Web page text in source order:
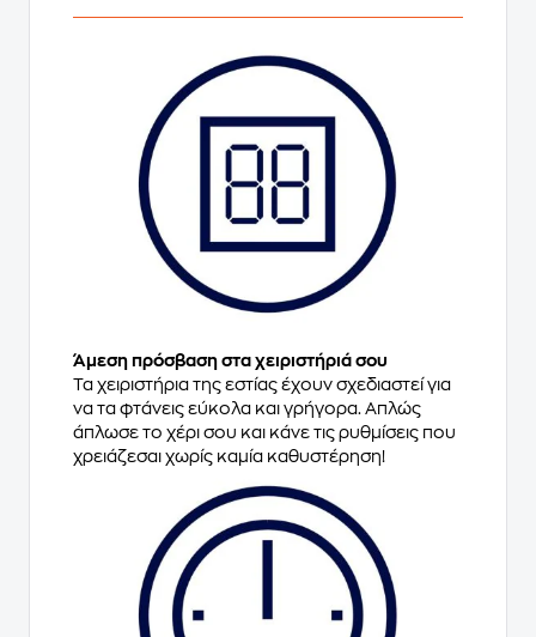
Άμεση πρόσβαση στα χειριστήριά σου
Τα χειριστήρια της εστίας έχουν σχεδιαστεί για
να τα φτάνεις εύκολα και γρήγορα. Απλώς
άπλωσε το χέρι σου και κάνε τις ρυθμίσεις που
χρειάζεσαι χωρίς καμία καθυστέρηση!